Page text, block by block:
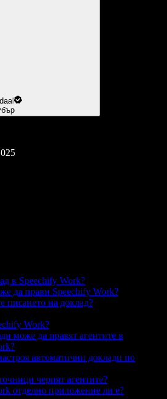
в Speechify Work?
да прави Speechify Work?
писането на доклад?
Work?
може да правят агентите в
автоматични доклади по
черпят агентите?
отделно приложение ли е?